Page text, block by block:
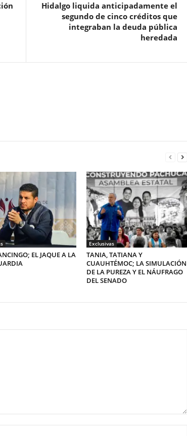
Hidalgo liquida anticipadamente el
segundo de cinco créditos que
integraban la deuda pública
heredada
EL JAQUE A LA
Exclusivas
TANIA, TATIANA Y
CUAUHTÉMOC; LA SIMULACIÓN
DE LA PUREZA Y EL NÁUFRAGO
DEL SENADO